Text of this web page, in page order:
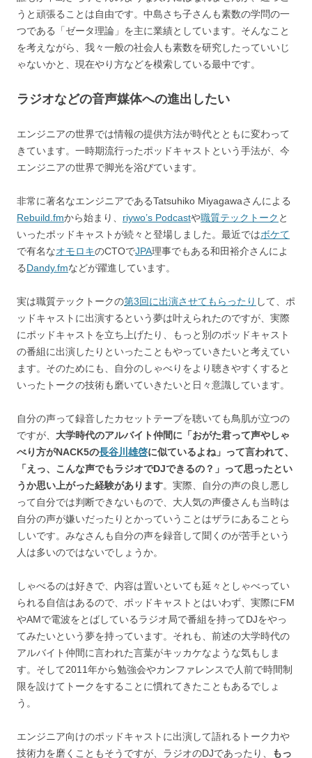
うと頑張ることは自由です。中島さち子さんも素数の学問の一
つである「ゼータ理論」を主に業績としています。そんなこと
を考えながら、我々一般の社会人も素数を研究したっていいじ
ゃないかと、現在やり方などを模索している最中です。
ラジオなどの音声媒体への進出したい
エンジニアの世界では情報の提供方法が時代とともに変わって
きています。一時期流行ったポッドキャストという手法が、今
エンジニアの世界で脚光を浴びています。
非常に著名なエンジニアであるTatsuhiko Miyagawaさんによる
Rebuild.fmから始まり、 riywo’s Podcastや職質テックトーク と
いったポッドキャストが続々と登場しました。最近ではボケて
で有名なオモロキのCTOでJPA理事でもある和田裕介さんによ
るDandy.fmなどが躍進しています。
実は職質テックトークの第3回に出演させてもらったり して、ポ
ッドキャストに出演するという夢は叶えられたのですが、実際
にポッドキャストを立ち上げたり、もっと別のポッドキャスト
の番組に出演したりといったこともやっていきたいと考えてい
ます。そのためにも、自分のしゃべりをより聴きやすくすると
いったトークの技術も磨いていきたいと日々意識しています。
自分の声って録音したカセットテープを聴いても鳥肌が立つの
ですが、 大学時代のアルバイト仲間に「おがた君って声やしゃ
べり方がNACK5の長谷川雄啓に似ているよね」って言われて、
「えっ、こんな声でもラジオでDJできるの？」って思ったとい
うか思い上がった経験があります。実際、自分の声の良し悪し
って自分では判断できないもので、大人気の声優さんも当時は
自分の声が嫌いだったりとかっていうことはザラにあることら
しいです。みなさんも自分の声を録音して聞くのが苦手という
人は多いのではないでしょうか。
しゃべるのは好きで、内容は置いといても延々としゃべってい
られる自信はあるので、ポッドキャストとはいわず、実際にFM
やAMで電波をとばしているラジオ局で番組を持ってDJをやっ
てみたいという夢を持っています。それも、前述の大学時代の
アルバイト仲間に言われた言葉がキッカケなような気もしま
す。そして2011年から勉強会やカンファレンスで人前で時間制
限を設けてトークをすることに慣れてきたこともあるでしょ
う。
エンジニア向けのポッドキャストに出演して語れるトーク力や
技術力を磨くこともそうですが、ラジオのDJであったり、
もっ